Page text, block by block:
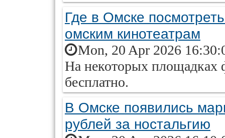
Где в Омске
омским кинотеатрам
Mon, 20 Apr 2026
На некоторых
бесплатно.
В Омске появились
рублей за ностальгию